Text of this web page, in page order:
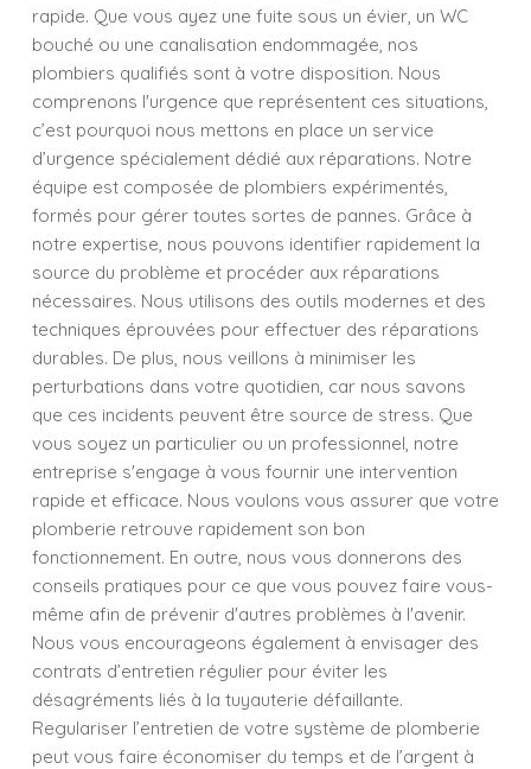
rapide. Que vous ayez une fuite sous un évier, un WC
bouché ou une canalisation endommagée, nos
plombiers qualifiés sont à votre disposition. Nous
comprenons l'urgence que représentent ces situations,
c’est pourquoi nous mettons en place un service
d’urgence spécialement dédié aux réparations. Notre
équipe est composée de plombiers expérimentés,
formés pour gérer toutes sortes de pannes. Grâce à
notre expertise, nous pouvons identifier rapidement la
source du problème et procéder aux réparations
nécessaires. Nous utilisons des outils modernes et des
techniques éprouvées pour effectuer des réparations
durables. De plus, nous veillons à minimiser les
perturbations dans votre quotidien, car nous savons
que ces incidents peuvent être source de stress. Que
vous soyez un particulier ou un professionnel, notre
entreprise s'engage à vous fournir une intervention
rapide et efficace. Nous voulons vous assurer que votre
plomberie retrouve rapidement son bon
fonctionnement. En outre, nous vous donnerons des
conseils pratiques pour ce que vous pouvez faire vous-
même afin de prévenir d'autres problèmes à l'avenir.
Nous vous encourageons également à envisager des
contrats d’entretien régulier pour éviter les
désagréments liés à la tuyauterie défaillante.
Regulariser l’entretien de votre système de plomberie
peut vous faire économiser du temps et de l’argent à